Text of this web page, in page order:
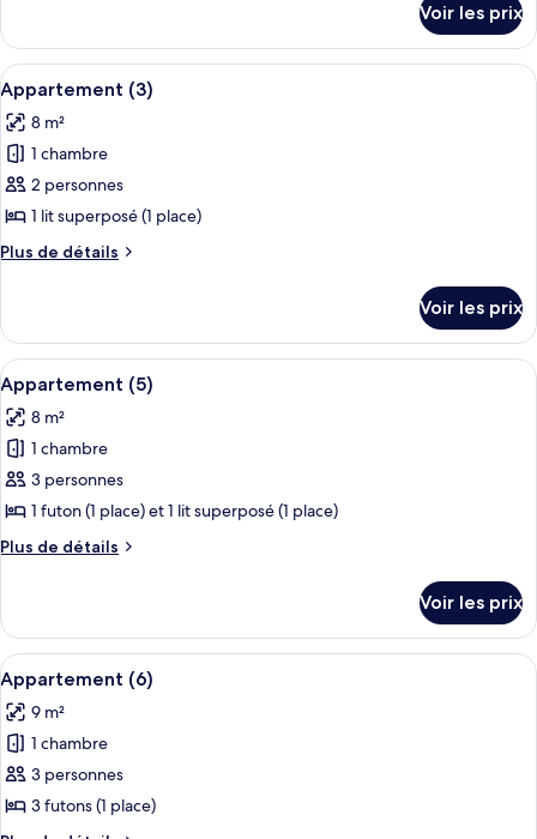
Appartement
(1)
le
type
de
chambre
Appartement
(1)
Voir les prix
Afficher
toutes
les
photos
pour
ce
type
de
Appartement
(3)
Un lit superposé avec une fenêtre,
2
Appartement (3)
8 m²
1 chambre
2 personnes
1 lit superposé (1 place)
Plus de détails
Plus
le
type
de
chambre
Appartement
(3)
Voir les prix
Afficher
toutes
les
photos
pour
ce
type
de
Appartement
(5)
Une chambre avec un lit superposé,
4
Appartement (5)
8 m²
1 chambre
3 personnes
1 futon (1 place) et 1 lit superposé (1 place)
Plus de détails
Plus
le
type
de
chambre
Appartement
(5)
Voir les prix
Afficher
toutes
les
photos
pour
ce
type
Une chambre à coucher avec un lit,
7
Appartement (6)
9 m²
1 chambre
3 personnes
3 futons (1 place)